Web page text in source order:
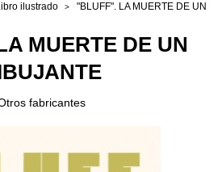
ilustrado "BLUFF". LA MUERTE DE UN
MUERTE DE UN
fabricantes